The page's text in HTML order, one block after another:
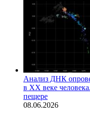
Анализ ДНК
в XX веке
пещере
08.06.2026